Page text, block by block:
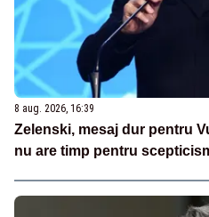
8 aug. 2026, 16:39
Zelenski, mesaj dur pentru
nu are timp pentru